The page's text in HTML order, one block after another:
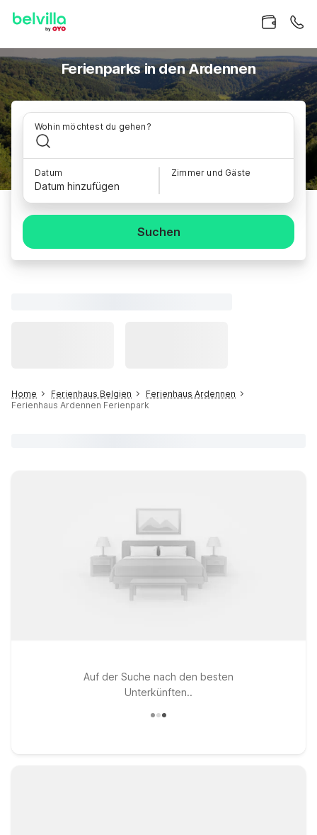
Ferienparks in den Ardennen
Wohin möchtest du gehen?
Datum
Datum hinzufügen
Zimmer und Gäste
Suchen
Home Ferienhaus Belgien
Ferienhaus Ardennen
Ferienhaus Ardennen Ferienpark
Auf der Suche nach den besten
Unterkünften..